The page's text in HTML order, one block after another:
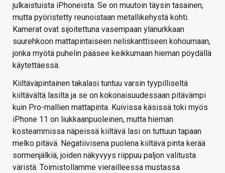
julkaistuista iPhoneista. Se on muutoin täysin tasainen,
mutta pyöristetty reunoistaan metallikehystä kohti.
Kamerat ovat sijoitettuna vasempaan ylänurkkaan
suurehkoon mattapintaiseen neliskanttiseen kohoumaan,
jonka myötä puhelin pääsee keikkumaan hieman pöydällä
käytettäessä.
Kiiltäväpintainen takalasi tuntuu varsin tyypilliseltä
kiiltävältä lasilta ja se on kokonaisuudessaan pitävämpi
kuin Pro-mallien mattapinta. Kuivissa käsissä toki myös
iPhone 11 on liukkaanpuoleinen, mutta hieman
kosteammissa näpeissä kiiltävä lasi on tuttuun tapaan
melko pitävä. Negatiivisena puolena kiiltävä pinta kerää
sormenjälkiä, joiden näkyvyys riippuu paljon valitusta
väristä. Toimistollamme vierailleessa mustassa